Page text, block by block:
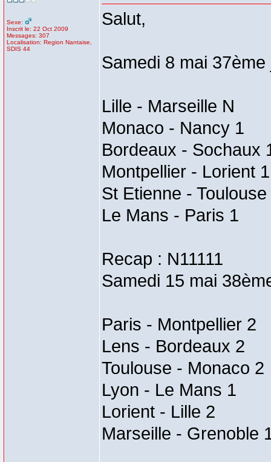
Sexe:
Inscrit le: 22 Oct 2009
Messages: 307
Localisation: Region Nantaise,
SDIS 44
Salut,
Samedi 8 mai 37ème
Lille - Marseille N
Monaco - Nancy 1
Bordeaux - Sochaux
Montpellier - Lorient 1
St Etienne - Toulouse
Le Mans - Paris 1
Recap : N11111
Samedi 15 mai
Paris - Montpellier 2
Lens - Bordeaux 2
Toulouse - Monaco 2
Lyon - Le Mans 1
Lorient - Lille 2
Marseille - Grenoble